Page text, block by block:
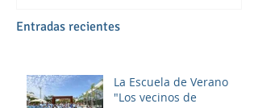
Entradas recientes
La Escuela de Verano
"Los vecinos de